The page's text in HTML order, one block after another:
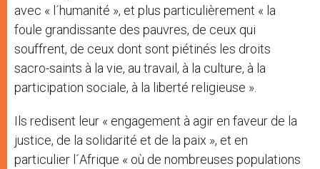
avec « l´humanité », et plus particulièrement « la
foule grandissante des pauvres, de ceux qui
souffrent, de ceux dont sont piétinés les droits
sacro-saints à la vie, au travail, à la culture, à la
participation sociale, à la liberté religieuse ».
Ils redisent leur « engagement à agir en faveur de la
justice, de la solidarité et de la paix », et en
particulier l´Afrique « où de nombreuses populations